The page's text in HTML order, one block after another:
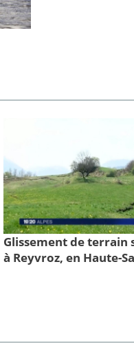
Glissement de terrain
à Reyvroz, en Haute-